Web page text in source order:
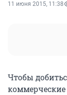
11 июня 2015, 11:38
Чтобы